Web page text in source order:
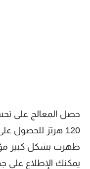
حصل المعالج على
120 هرتز للحصول
ظهرت بشكل كبير
يمكنك الإطلاع على